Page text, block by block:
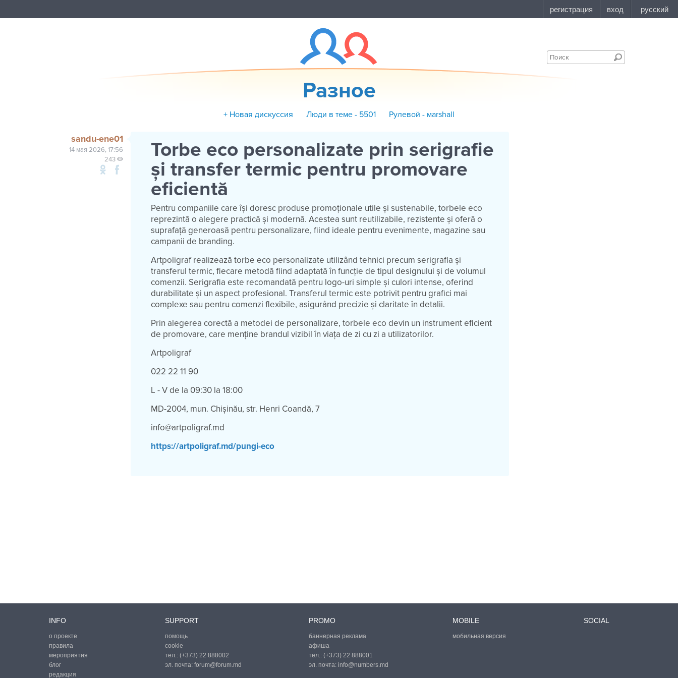
Разное
+ Новая дискуссия Люди в теме - 5501 Рулевой - маrshall
sandu-ene01
14 мая 2026, 17:56
243
Torbe eco personalizate prin serigrafie
și transfer termic pentru promovare
eficientă
Pentru companiile care își doresc produse promoționale utile și sustenabile, torbele eco
reprezintă o alegere practică și modernă. Acestea sunt reutilizabile, rezistente și oferă o
suprafață generoasă pentru personalizare, fiind ideale pentru evenimente, magazine sau
campanii de branding.
Artpoligraf realizează torbe eco personalizate utilizând tehnici precum serigrafia și
transferul termic, fiecare metodă fiind adaptată în funcție de tipul designului și de volumul
comenzii. Serigrafia este recomandată pentru logo-uri simple și culori intense, oferind
durabilitate și un aspect profesional. Transferul termic este potrivit pentru grafici mai
complexe sau pentru comenzi flexibile, asigurând precizie și claritate în detalii.
Prin alegerea corectă a metodei de personalizare, torbele eco devin un instrument eficient
de promovare, care menține brandul vizibil în viața de zi cu zi a utilizatorilor.
Artpoligraf
022 22 11 90
L - V de la 09:30 la 18:00
MD-2004, mun. Chișinău, str. Henri Coandă, 7
info@artpoligraf.md
https://artpoligraf.md/pungi-eco
INFO
о проекте
правила
мероприятия
блог
редакция
SUPPORT
помощь
cookie
тел.: (+373) 22 888002
эл. почта: forum@forum.md
PROMO
баннерная реклама
афиша
тел.: (+373) 22 888001
эл. почта: info@numbers.md
MOBILE
мобильная версия
SOCIAL